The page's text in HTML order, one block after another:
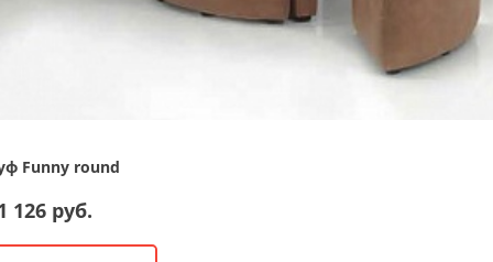
Funny round
126 руб.